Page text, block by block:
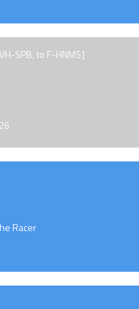
SPB, to F-HNMS]
Racer